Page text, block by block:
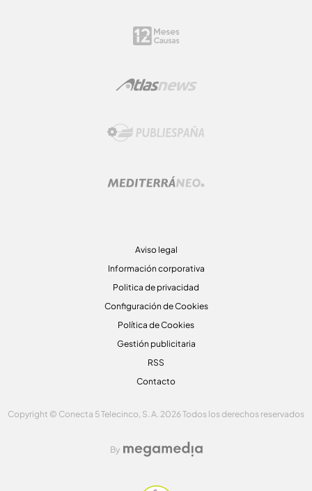
Aviso legal
Información corporativa
Politica de privacidad
Configuración de Cookies
Política de Cookies
Gestión publicitaria
RSS
Contacto
Copyright © Conecta 5 Telecinco, S. A. 2026 Todos los derechos reservados
By